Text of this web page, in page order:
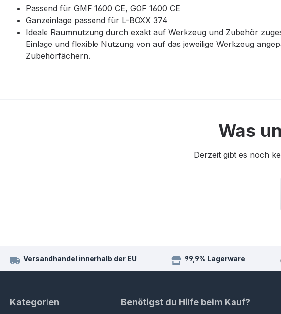
Passend für GMF 1600 CE, GOF 1600 CE
Ganzeinlage passend für L-BOXX 374
Ideale Raumnutzung durch exakt auf Werkzeug und Zubehör
Einlage und flexible Nutzung von auf das jeweilige Werkzeug
Zubehörfächern.
Was
Derzeit gibt es noch
Versandhandel innerhalb der EU 99,9% Lagerware
Kategorien Benötigst du Hilfe beim Kauf?